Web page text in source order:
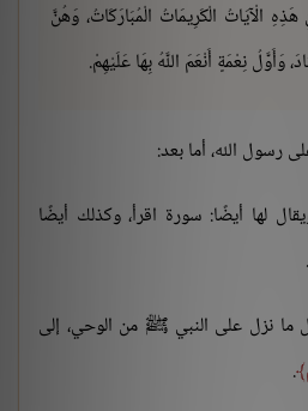
الْآيَاتُ الْكَرِيمَاتُ الْمُبَارَكَاتُ، وَهُنَّ
وَأَوَّلُ نِعْمَةٍ أَنْعَمَ اللَّهُ بِهَا عَلَيْهِمْ.
رسول الله، أما بعد:
لها أيضًا: سورة اقرأ، وكذلك أيضًا
ما نزل على النبي ﷺ من الوحي، إلى
.